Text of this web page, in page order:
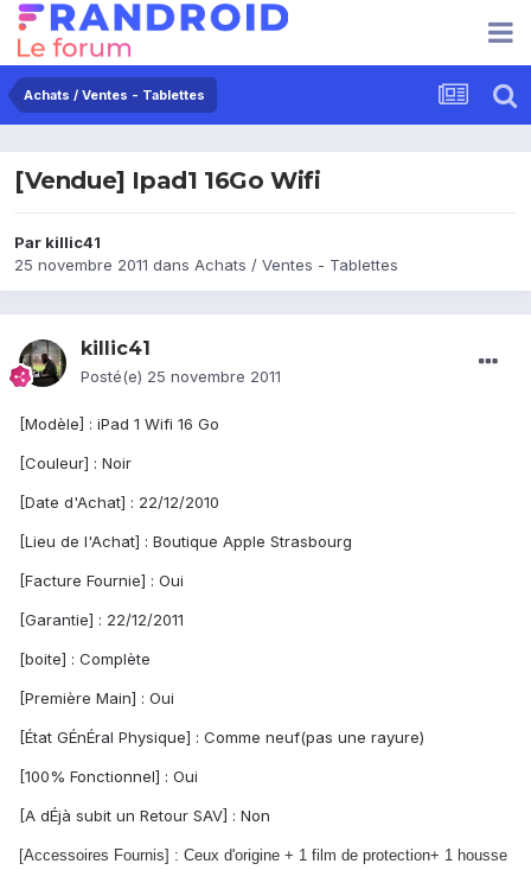
Achats / Ventes - Tablettes
[Vendue] Ipad1 16Go Wifi
Par killic41
25 novembre 2011 dans Achats / Ventes - Tablettes
killic41
Posté(e) 25 novembre 2011
[Modèle] : iPad 1 Wifi 16 Go
[Couleur] : Noir
[Date d'Achat] : 22/12/2010
[Lieu de l'Achat] : Boutique Apple Strasbourg
[Facture Fournie] : Oui
[Garantie] : 22/12/2011
[boite] : Complète
[Première Main] : Oui
[État GÉnÉral Physique] : Comme neuf(pas une rayure)
[100% Fonctionnel] : Oui
[A dÉjà subit un Retour SAV] : Non
[Accessoires Fournis] : Ceux d'origine + 1 film de protection+ 1 housse